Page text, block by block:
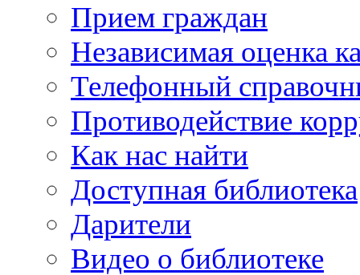
Прием граждан
Независимая оценка
Телефонный
Противодействие
Как нас найти
Доступная библиотека
Дарители
Видео о библиотеке